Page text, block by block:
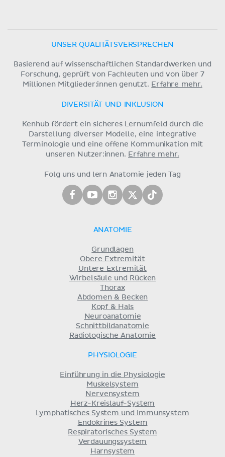
UNSER QUALITÄTSVERSPRECHEN
Basierend auf wissenschaftlichen Standardwerken und
Forschung, geprüft von Fachleuten und von über 7
Millionen Mitglieder:innen genutzt. Erfahre mehr.
DIVERSITÄT UND INKLUSION
Kenhub fördert ein sicheres Lernumfeld durch die
Darstellung diverser Modelle, eine integrative
Terminologie und eine offene Kommunikation mit
unseren Nutzer:innen. Erfahre mehr.
Folg uns und lern Anatomie jeden Tag
ANATOMIE
Grundlagen
Obere Extremität
Untere Extremität
Wirbelsäule und Rücken
Thorax
Abdomen & Becken
Kopf & Hals
Neuroanatomie
Schnittbildanatomie
Radiologische Anatomie
PHYSIOLOGIE
Einführung in die Physiologie
Muskelsystem
Nervensystem
Herz-Kreislauf-System
Lymphatisches System und Immunsystem
Endokrines System
Respiratorisches System
Verdauungssystem
Harnsystem